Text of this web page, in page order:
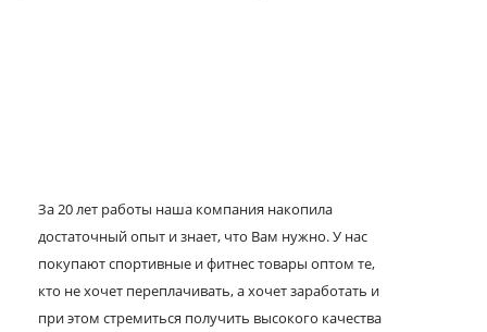
За 20 лет работы наша компания накопила
достаточный опыт и знает, что Вам нужно. У нас
покупают спортивные и фитнес товары оптом те,
кто не хочет переплачивать, а хочет заработать и
при этом стремиться получить высокого качества